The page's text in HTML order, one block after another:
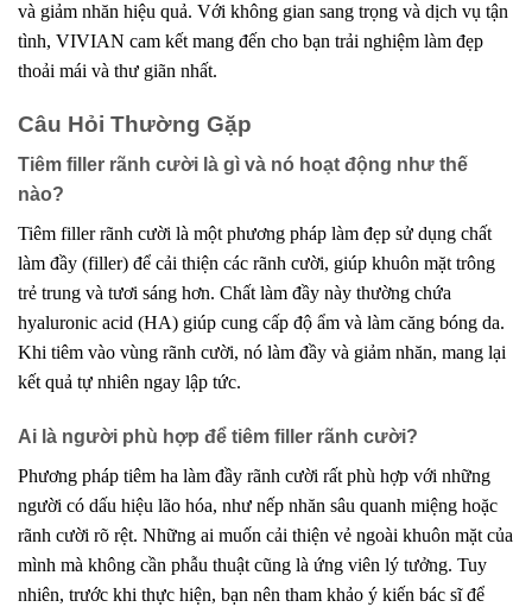
và giảm nhăn hiệu quả. Với không gian sang trọng và dịch vụ tận
tình, VIVIAN cam kết mang đến cho bạn trải nghiệm làm đẹp
thoải mái và thư giãn nhất.
Câu Hỏi Thường Gặp
Tiêm filler rãnh cười là gì và nó hoạt động như thế
nào?
Tiêm filler rãnh cười là một phương pháp làm đẹp sử dụng chất
làm đầy (filler) để cải thiện các rãnh cười, giúp khuôn mặt trông
trẻ trung và tươi sáng hơn. Chất làm đầy này thường chứa
hyaluronic acid (HA) giúp cung cấp độ ẩm và làm căng bóng da.
Khi tiêm vào vùng rãnh cười, nó làm đầy và giảm nhăn, mang lại
kết quả tự nhiên ngay lập tức.
Ai là người phù hợp để tiêm filler rãnh cười?
Phương pháp tiêm ha làm đầy rãnh cười rất phù hợp với những
người có dấu hiệu lão hóa, như nếp nhăn sâu quanh miệng hoặc
rãnh cười rõ rệt. Những ai muốn cải thiện vẻ ngoài khuôn mặt của
mình mà không cần phẫu thuật cũng là ứng viên lý tưởng. Tuy
nhiên, trước khi thực hiện, bạn nên tham khảo ý kiến bác sĩ để